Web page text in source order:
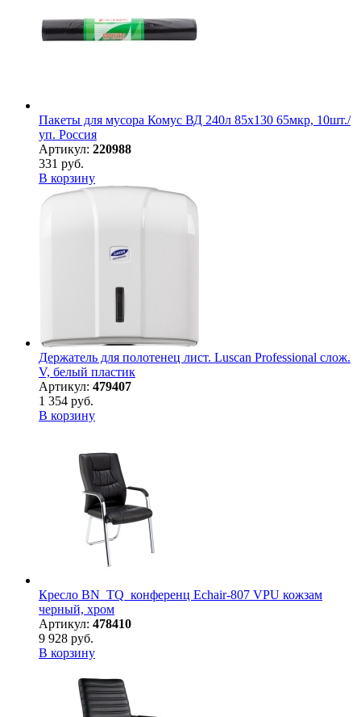
Пакеты для мусора Комус ВД 240л 85х130 65мкр, 10шт./
уп. Россия
Артикул: 220988
331 руб.
В корзину
Держатель для полотенец лист. Luscan Professional слож.
V, белый пластик
Артикул: 479407
1 354 руб.
В корзину
Кресло BN_TQ_конференц Echair-807 VPU кожзам
черный, хром
Артикул: 478410
9 928 руб.
В корзину